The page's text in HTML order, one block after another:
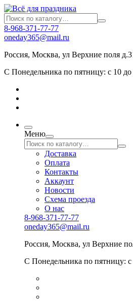
8-968-371-77-77
oneday365@mail.ru
Россия, Москва, ул Верхние поля
С Понедельника по пятницу: с 10 до
Меню
Доставка
Оплата
Контакты
Аккаунт
Новости
Схема проезда
О нас
8-968-371-77-77
oneday365@mail.ru
Россия, Москва, ул Верхние
С Понедельника по пятницу: с